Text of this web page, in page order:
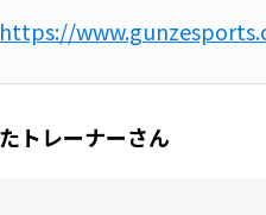
https://
トレーナーさん